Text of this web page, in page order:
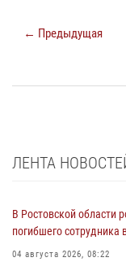
← Предыдущая
ЛЕНТА
В Ростовской области
погибшего
04 августа 2026, 08:22